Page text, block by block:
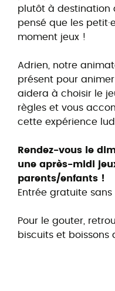
plutôt à destination
pensé que les
moment jeux !
Adrien, notre
présent pour
aidera à choisir le
règles et vous
cette expérience
Rendez-vous le
une après-midi
parents/enfants !
Entrée gratuite
Pour le gouter,
biscuits et boissons